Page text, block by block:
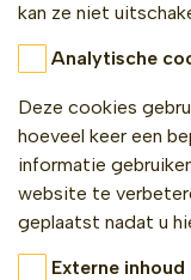
kan ze niet
Analytische
Deze cookies
hoeveel keer een
informatie
website te
geplaatst nadat u
Externe